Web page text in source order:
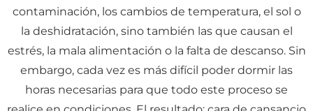
contaminación, los cambios de temperatura, el sol o
la deshidratación, sino también las que causan el
estrés, la mala alimentación o la falta de descanso. Sin
embargo, cada vez es más difícil poder dormir las
horas necesarias para que todo este proceso se